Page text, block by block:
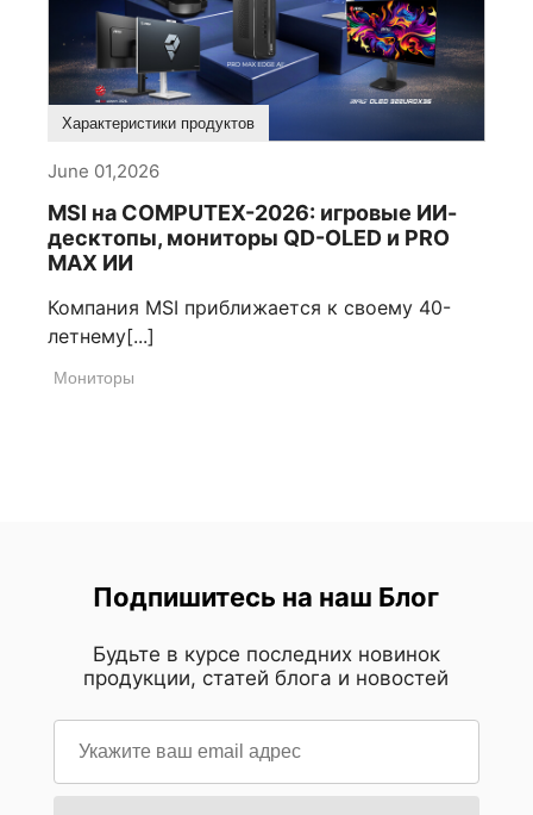
Характеристики продуктов
June 01,2026
MSI на COMPUTEX-2026: игровые ИИ-
десктопы, мониторы QD-OLED и PRO
MAX ИИ
Компания MSI приближается к своему 40-
летнему[...]
Мониторы
Подпишитесь на наш Блог
Будьте в курсе последних новинок
продукции, статей блога и новостей